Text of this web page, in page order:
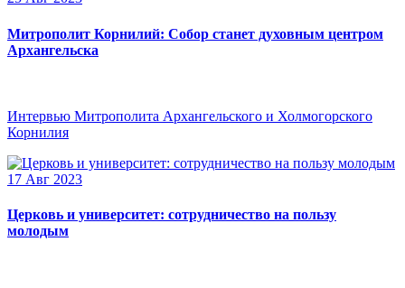
Митрополит Корнилий: Собор станет духовным центром
Архангельска
Интервью Митрополита Архангельского и Холмогорского
Корнилия
17 Авг 2023
Церковь и университет: сотрудничество на пользу
молодым